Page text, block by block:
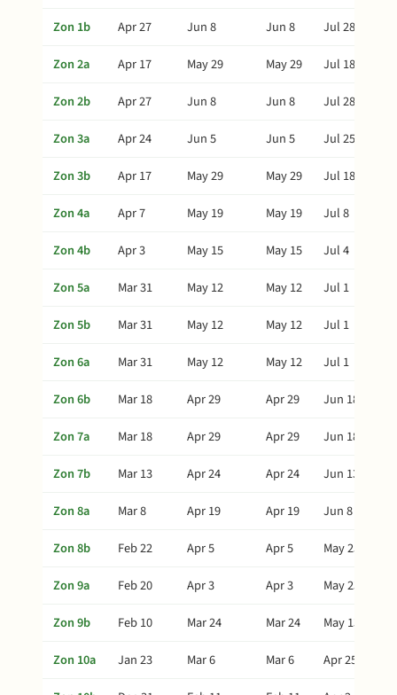
Zon 1b
Apr 27 Jun 8 Jun 8
Jul 28
Zon 2a
Apr 17 May 29 May 29
Jul 18
Zon 2b
Apr 27 Jun 8 Jun 8
Jul 28
Zon 3a
Apr 24 Jun 5 Jun 5
Jul 25
Zon 3b
Apr 17 May 29 May 29
Jul 18
Zon 4a
Apr 7 May 19 May 19
Jul 8
Zon 4b
Apr 3 May 15 May 15
Jul 4
Zon 5a
Mar 31 May 12 May 12
Jul 1
Zon 5b
Mar 31 May 12 May 12
Jul 1
Zon 6a
Mar 31 May 12 May 12
Jul 1
Zon 6b
Mar 18 Apr 29 Apr 29
Jun 18
Zon 7a
Mar 18 Apr 29 Apr 29
Jun 18
Zon 7b
Mar 13 Apr 24 Apr 24
Jun 13
Zon 8a
Mar 8 Apr 19 Apr 19
Jun 8
Zon 8b
Feb 22 Apr 5 Apr 5
May 25
Zon 9a
Feb 20 Apr 3 Apr 3
May 23
Zon 9b
Feb 10 Mar 24 Mar 24
May 13
Zon 10a
Jan 23 Mar 6 Mar 6
Apr 25